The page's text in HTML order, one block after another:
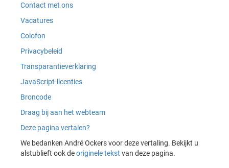
Contact met ons
Vacatures
Colofon
Privacybeleid
Transparantieverklaring
JavaScript-licenties
Broncode
Draag bij aan het webteam
Deze pagina vertalen?
We bedanken André Ockers voor deze vertaling. Bekijkt u
alstublieft ook deoriginele tekst van deze pagina.